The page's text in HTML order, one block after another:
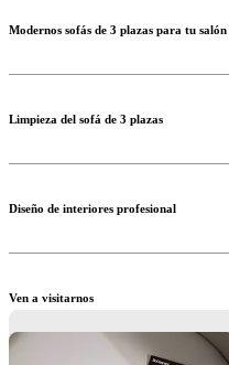
Modernos sofás de 3 plazas para tu salón
Limpieza del sofá de 3 plazas
Diseño de interiores profesional
Ven a visitarnos